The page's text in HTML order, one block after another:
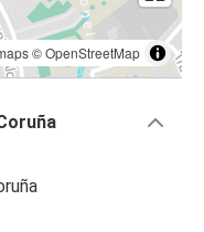
©OpenStreetMap